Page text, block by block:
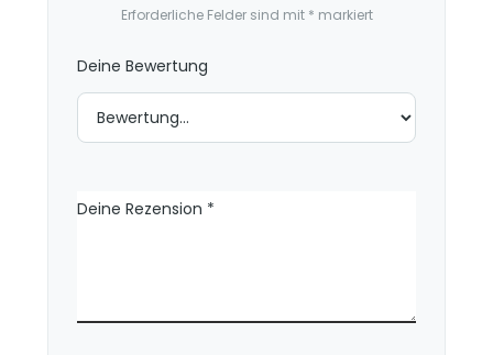
Erforderliche Felder sind mit * markiert
Deine Bewertung
Deine Rezension *